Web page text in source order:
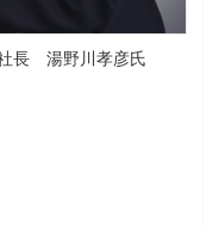
長 湯野川孝彦氏